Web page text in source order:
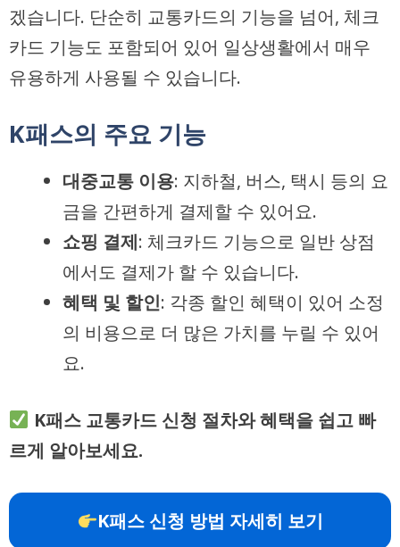
겠습니다. 단순히 교통카드의 기능을 넘어, 체크
카드 기능도 포함되어 있어 일상생활에서 매우
유용하게 사용될 수 있습니다.
K패스의 주요 기능
대중교통 이용: 지하철, 버스, 택시 등의 요
금을 간편하게 결제할 수 있어요.
쇼핑 결제: 체크카드 기능으로 일반 상점
에서도 결제가 할 수 있습니다.
혜택 및 할인: 각종 할인 혜택이 있어 소정
의 비용으로 더 많은 가치를 누릴 수 있어
요.
K패스 교통카드 신청 절차와 혜택을 쉽고 빠
르게 알아보세요.
K패스 신청 방법 자세히 보기